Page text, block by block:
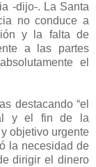
-dijo-. La Santa
no conduce a
y la falta de
a las partes
el
destacando “el
y el fin de la
objetivo urgente
la necesidad de
dirigir el dinero